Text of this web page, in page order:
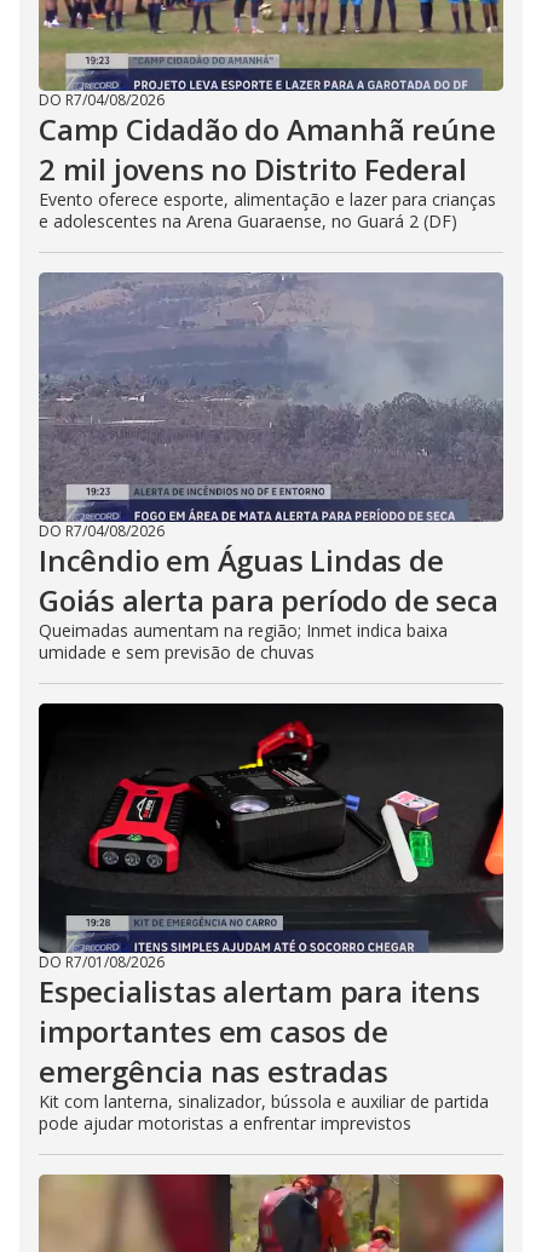
DO R7/04/08/2026
Camp Cidadão do Amanhã reúne
2 mil jovens no Distrito Federal
Evento oferece esporte, alimentação e lazer para crianças
e adolescentes na Arena Guaraense, no Guará 2 (DF)
DO R7/04/08/2026
Incêndio em Águas Lindas de
Goiás alerta para período de seca
Queimadas aumentam na região; Inmet indica baixa
umidade e sem previsão de chuvas
DO R7/01/08/2026
Especialistas alertam para itens
importantes em casos de
emergência nas estradas
Kit com lanterna, sinalizador, bússola e auxiliar de partida
pode ajudar motoristas a enfrentar imprevistos